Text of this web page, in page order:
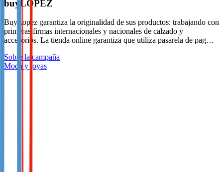
buyLOPEZ
BuyLopez garantiza la originalidad de sus productos: trabajando con
primeras firmas internacionales y nacionales de calzado y
accesorios. La tienda online garantiza que utiliza pasarela de pag…
Sobre la campaña
Moda y joyas